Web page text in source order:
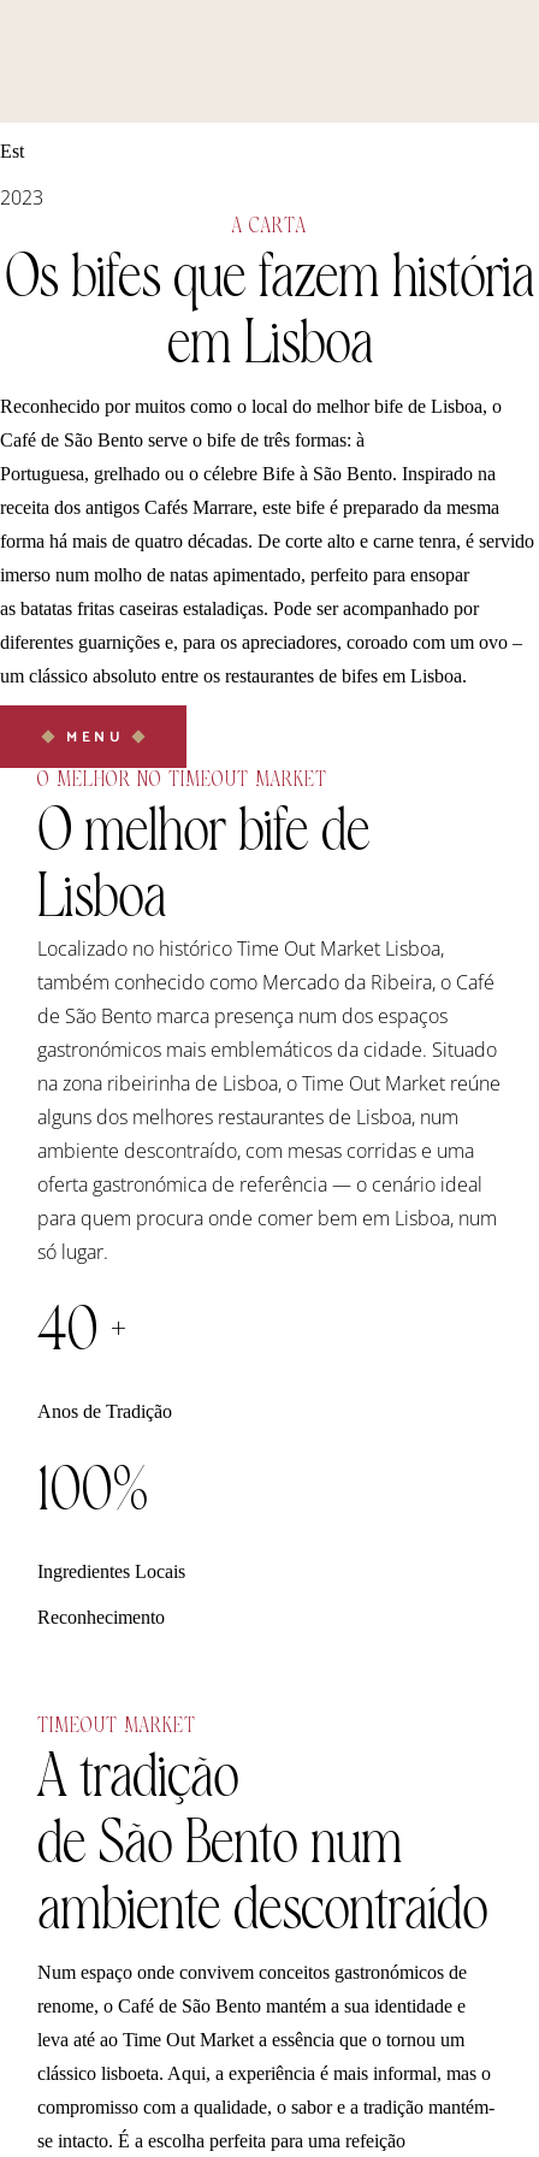
Est
2023
A CARTA
Os bifes que fazem história
em Lisboa
Reconhecido por muitos como o local do melhor bife de Lisboa, o
Café de São Bento serve o bife de três formas: à
Portuguesa, grelhado ou o célebre Bife à São Bento. Inspirado na
receita dos antigos Cafés Marrare, este bife é preparado da mesma
forma há mais de quatro décadas. De corte alto e carne tenra, é servido
imerso num molho de natas apimentado, perfeito para ensopar
as batatas fritas caseiras estaladiças. Pode ser acompanhado por
diferentes guarnições e, para os apreciadores, coroado com um ovo –
um clássico absoluto entre os restaurantes de bifes em Lisboa.
MENU
O MELHOR NO TIMEOUT MARKET
O melhor bife de
Lisboa
Localizado no histórico Time Out Market Lisboa,
também conhecido como Mercado da Ribeira, o Café
de São Bento marca presença num dos espaços
gastronómicos mais emblemáticos da cidade. Situado
na zona ribeirinha de Lisboa, o Time Out Market reúne
alguns dos melhores restaurantes de Lisboa, num
ambiente descontraído, com mesas corridas e uma
oferta gastronómica de referência — o cenário ideal
para quem procura onde comer bem em Lisboa, num
só lugar.
40 +
Anos de Tradição
100%
Ingredientes Locais
Reconhecimento
TIMEOUT MARKET
A tradição
de São Bento num
ambiente descontraído
Num espaço onde convivem conceitos gastronómicos de
renome, o Café de São Bento mantém a sua identidade e
leva até ao Time Out Market a essência que o tornou um
clássico lisboeta. Aqui, a experiência é mais informal, mas o
compromisso com a qualidade, o sabor e a tradição mantém-
se intacto. É a escolha perfeita para uma refeição